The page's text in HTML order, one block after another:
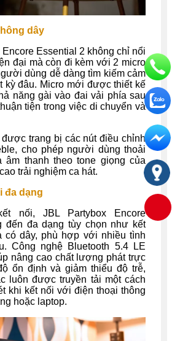
dây
Encore Essential 2 không chỉ nổi
đại mà còn đi kèm với 2 micro
dùng dễ dàng tìm kiếm cảm
kỳ đâu. Micro mới được thiết kế
năng gài vào đai vải phía sau
tiện trong việc di chuyển và
trang bị các nút điều chỉnh
cho phép người dùng thoải
âm thanh theo tone giọng của
trải nghiệm ca hát.
đa dạng
nối, JBL Partybox Encore
đến đa dạng tùy chọn như kết
có dây, phù hợp với nhiều tình
Công nghệ Bluetooth 5.4 LE
nâng cao chất lượng phát trực
ổn định và giảm thiểu độ trễ,
luôn được truyền tải một cách
khi kết nối với điện thoại thông
hoặc laptop.